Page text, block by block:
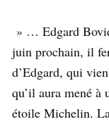
» … Edgard
juin prochain, il
d’Edgard, qui
qu’il aura mené
étoile Michelin.